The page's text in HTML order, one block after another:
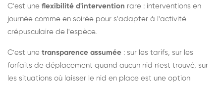
C'est une flexibilité d'intervention rare : interventions en
journée comme en soirée pour s'adapter à l'activité
crépusculaire de l'espèce.
C'est une transparence assumée : sur les tarifs, sur les
forfaits de déplacement quand aucun nid n'est trouvé, sur
les situations où laisser le nid en place est une option